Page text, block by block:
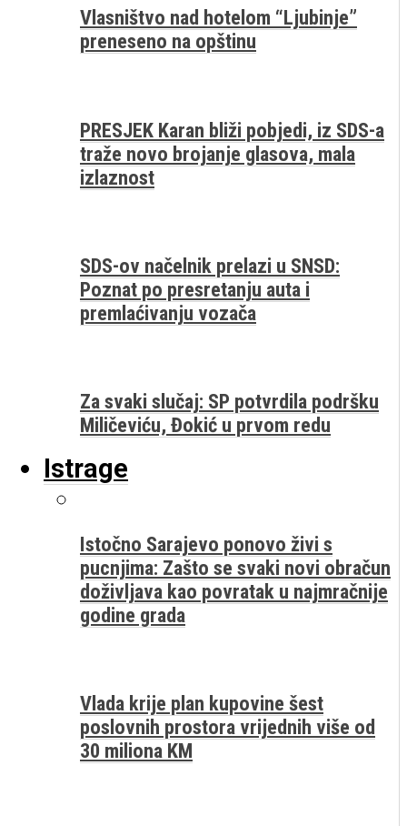
Vlasništvo nad hotelom “Ljubinje”
preneseno na opštinu
PRESJEK Karan bliži pobjedi, iz SDS-a
traže novo brojanje glasova, mala
izlaznost
SDS-ov načelnik prelazi u SNSD:
Poznat po presretanju auta i
premlaćivanju vozača
Za svaki slučaj: SP potvrdila podršku
Miličeviću, Đokić u prvom redu
Istrage
Istočno Sarajevo ponovo živi s
pucnjima: Zašto se svaki novi obračun
doživljava kao povratak u najmračnije
godine grada
Vlada krije plan kupovine šest
poslovnih prostora vrijednih više od
30 miliona KM